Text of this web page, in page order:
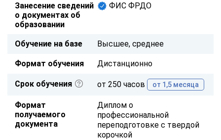
Занесение сведений
о документах об
образовании
ФИС ФРДО
Обучение на базе Высшее, среднее
Формат обучения Дистанционно
Срок обучения от 250 часов от 1,5 месяца
Формат
получаемого
документа
Диплом о
профессиональной
переподготовке с твердой
корочкой